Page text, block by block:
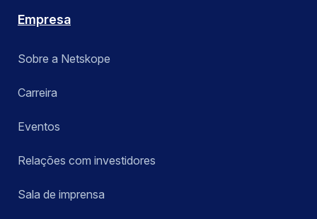
Empresa
Sobre a Netskope
Carreira
Eventos
Relações com investidores
Sala de imprensa